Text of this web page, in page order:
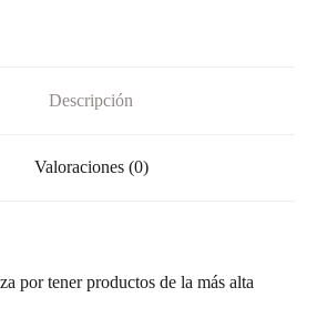
Descripción
Valoraciones (0)
por tener productos de la más alta